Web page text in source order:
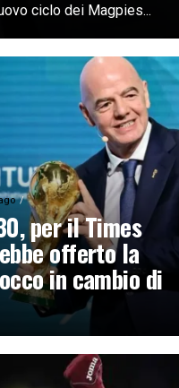
ciclo dei Magpies...
per il Times
offerto la
in cambio di